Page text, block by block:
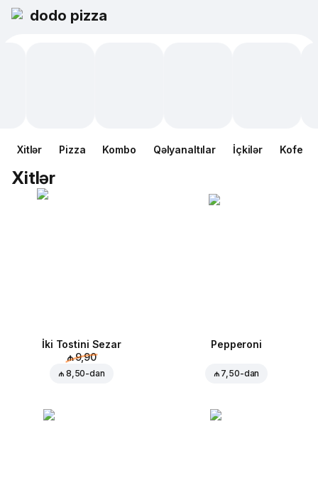
dodo pizza
Xitlər Pizza Kombo Qəlyanaltılar İçkilər Kofe
Xitlər
İki Tostini Sezar
₼ 9,90
₼ 8,50-dan
Pepperoni
₼ 7,50-dan